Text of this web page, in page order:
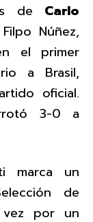
de Carlo
Núñez,
el primer
a Brasil,
oficial.
3-0 a
marca un
de
vez por un